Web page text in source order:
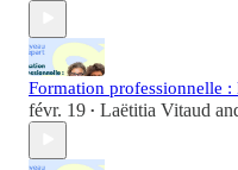
Formation professionnelle :
févr. 19 • Laëtitia Vitaud